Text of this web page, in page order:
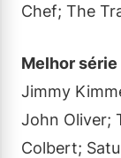
Chef; The
Melhor
Jimmy
John Oliver;
Colbert;